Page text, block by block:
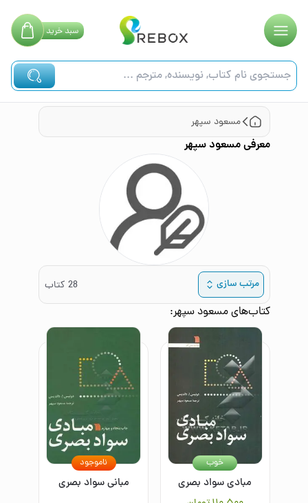
سبدخرید
مسعود سپهر
معرفیمسعود سپهر
مرتب سازی 28 کتاب
کتاب‌هایمسعود سپهر:
مبادی سواد بصری
خوب
مبانی سواد بصری
ناموجود